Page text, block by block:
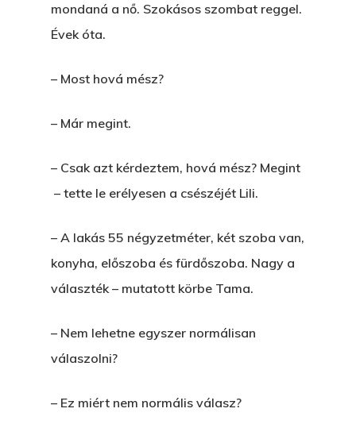
mondaná a nő. Szokásos szombat reggel.
Évek óta.
– Most hová mész?
– Már megint.
– Csak azt kérdeztem, hová mész? Megint
– tette le erélyesen a csészéjét Lili.
– A lakás 55 négyzetméter, két szoba van,
konyha, előszoba és fürdőszoba. Nagy a
választék – mutatott körbe Tama.
– Nem lehetne egyszer normálisan
válaszolni?
– Ez miért nem normális válasz?